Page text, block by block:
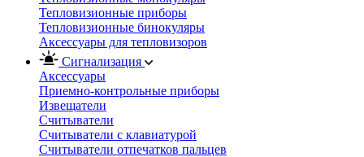
Тепловизионные приборы
Тепловизионные бинокуляры
Аксессуары для тепловизоров
Сигнализация
Аксессуары
Приемно-контрольные приборы
Извещатели
Считыватели
Cчитыватели с клавиатурой
Cчитыватели отпечатков пальцев